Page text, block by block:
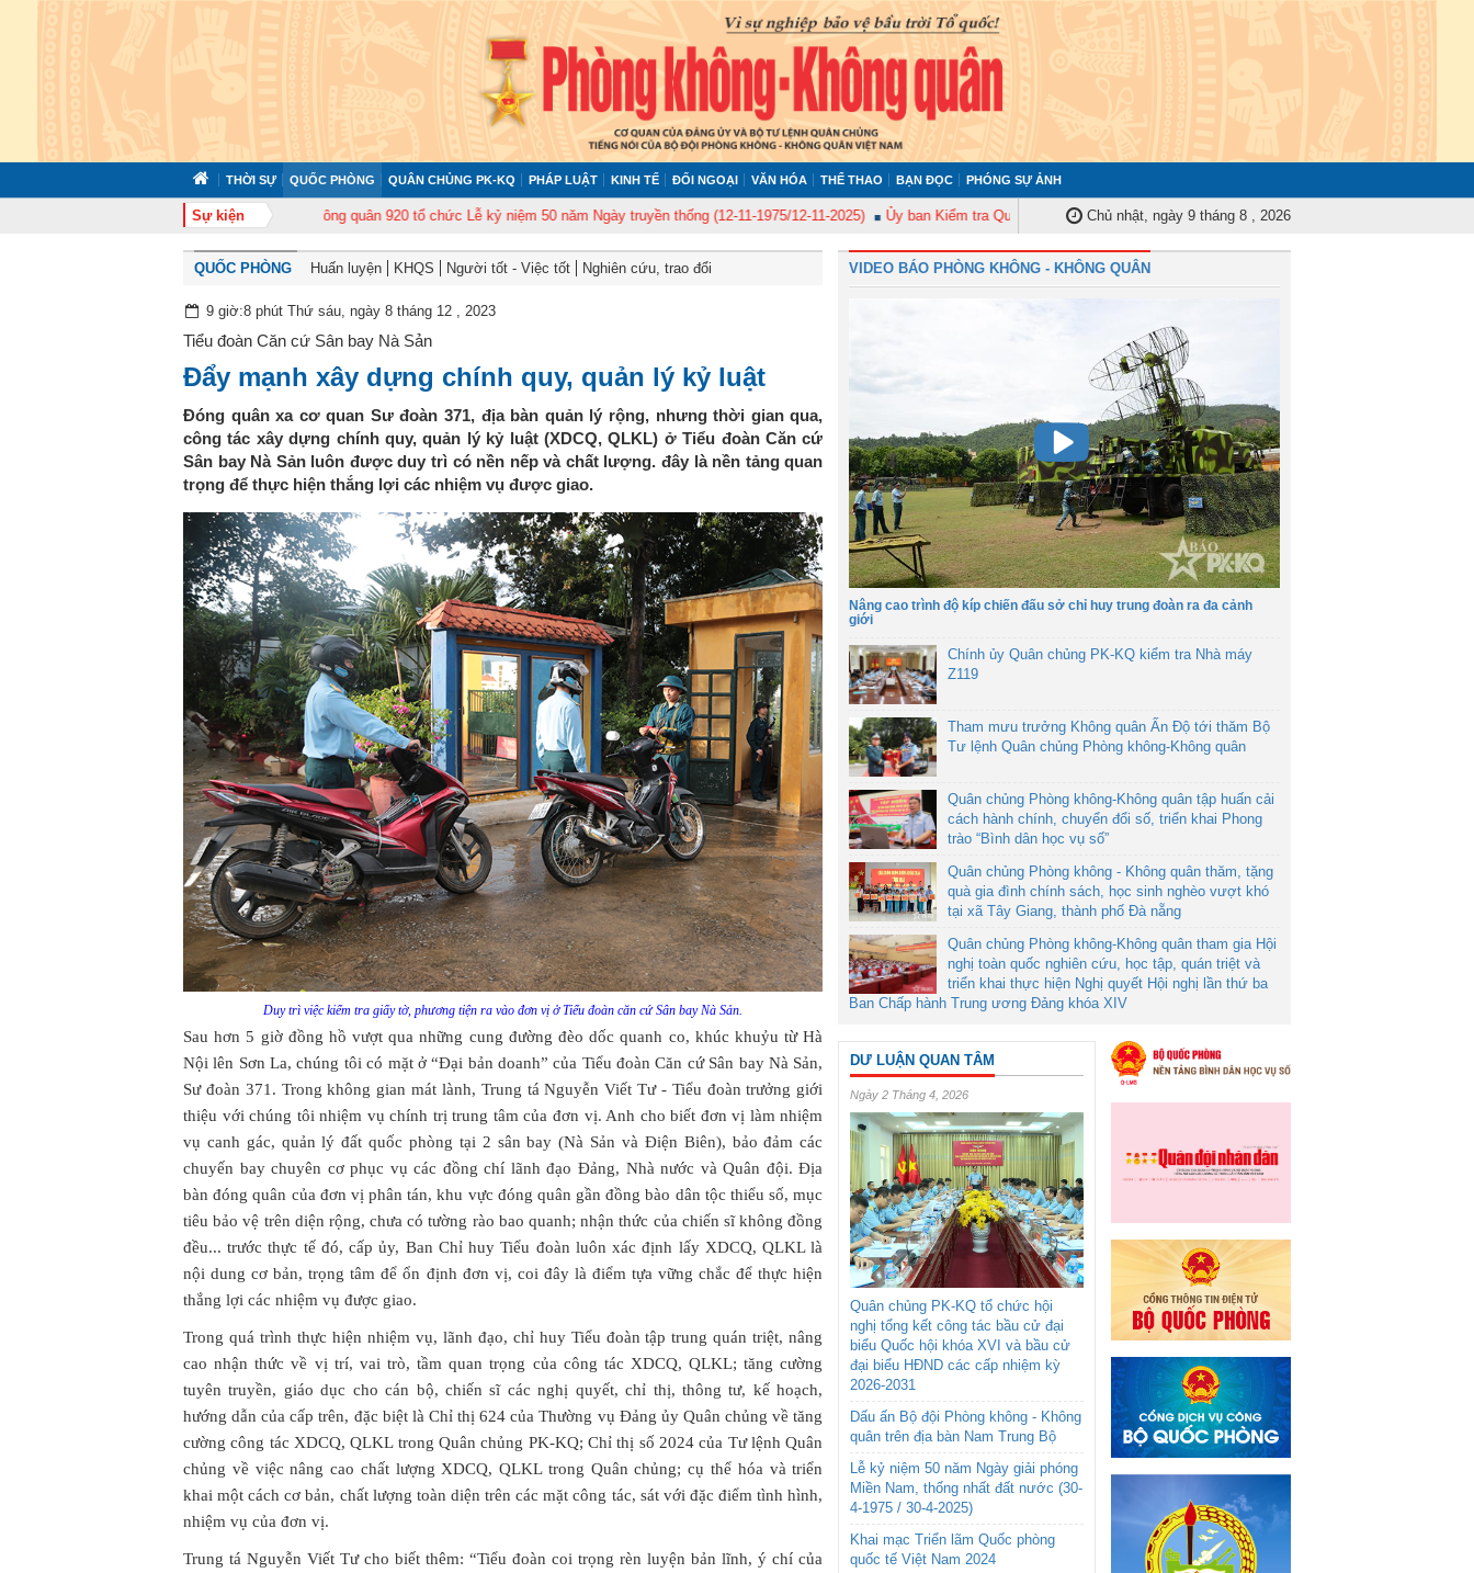
THỜI SỰ QUỐC PHÒNG QUÂN CHỦNG PK-KQ PHÁP LUẬT KINH TẾ ĐỐI NGOẠI VĂN HÓA THỂ THAO BẠN ĐỌC PHÓNG SỰ ẢNH
Sự kiện
Trung đoàn Không quân 920 tổ chức Lễ kỷ niệm 50 năm Ngày truyền thống (12-11-1975/12-11-2025) Ủy ban Kiểm tra Quân ủy Trung ương tập huấn nghiệp vụ công tác kiểm tra, giám sát năm 2025
Chủ nhật, ngày 9 tháng 8 , 2026
QUỐC PHÒNG Huấn luyện KHQS Người tốt - Việc tốt Nghiên cứu, trao đổi
9 giờ:8 phút Thứ sáu, ngày 8 tháng 12 , 2023
Tiểu đoàn Căn cứ Sân bay Nà Sản
Đẩy mạnh xây dựng chính quy, quản lý kỷ luật
Đóng quân xa cơ quan Sư đoàn 371, địa bàn quản lý rộng, nhưng thời gian qua,
công tác xây dựng chính quy, quản lý kỷ luật (XDCQ, QLKL) ở Tiểu đoàn Căn cứ
Sân bay Nà Sản luôn được duy trì có nền nếp và chất lượng. đây là nền tảng quan
trọng để thực hiện thắng lợi các nhiệm vụ được giao.
Duy trì việc kiểm tra giấy tờ, phương tiện ra vào đơn vị ở Tiểu đoàn căn cứ Sân bay Nà Sản.
Sau hơn 5 giờ đồng hồ vượt qua những cung đường đèo dốc quanh co, khúc khuỷu từ Hà
Nội lên Sơn La, chúng tôi có mặt ở “Đại bản doanh” của Tiểu đoàn Căn cứ Sân bay Nà Sản,
Sư đoàn 371. Trong không gian mát lành, Trung tá Nguyễn Viết Tư - Tiểu đoàn trưởng giới
thiệu với chúng tôi nhiệm vụ chính trị trung tâm của đơn vị. Anh cho biết đơn vị làm nhiệm
vụ canh gác, quản lý đất quốc phòng tại 2 sân bay (Nà Sản và Điện Biên), bảo đảm các
chuyến bay chuyên cơ phục vụ các đồng chí lãnh đạo Đảng, Nhà nước và Quân đội. Địa
bàn đóng quân của đơn vị phân tán, khu vực đóng quân gần đồng bào dân tộc thiểu số, mục
tiêu bảo vệ trên diện rộng, chưa có tường rào bao quanh; nhận thức của chiến sĩ không đồng
đều... trước thực tế đó, cấp ủy, Ban Chỉ huy Tiểu đoàn luôn xác định lấy XDCQ, QLKL là
nội dung cơ bản, trọng tâm để ổn định đơn vị, coi đây là điểm tựa vững chắc để thực hiện
thắng lợi các nhiệm vụ được giao.
Trong quá trình thực hiện nhiệm vụ, lãnh đạo, chỉ huy Tiểu đoàn tập trung quán triệt, nâng
cao nhận thức về vị trí, vai trò, tầm quan trọng của công tác XDCQ, QLKL; tăng cường
tuyên truyền, giáo dục cho cán bộ, chiến sĩ các nghị quyết, chỉ thị, thông tư, kế hoạch,
hướng dẫn của cấp trên, đặc biệt là Chỉ thị 624 của Thường vụ Đảng ủy Quân chủng về tăng
cường công tác XDCQ, QLKL trong Quân chủng PK-KQ; Chỉ thị số 2024 của Tư lệnh Quân
chủng về việc nâng cao chất lượng XDCQ, QLKL trong Quân chủng; cụ thể hóa và triển
khai một cách cơ bản, chất lượng toàn diện trên các mặt công tác, sát với đặc điểm tình hình,
nhiệm vụ của đơn vị.
Trung tá Nguyễn Viết Tư cho biết thêm: “Tiểu đoàn coi trọng rèn luyện bản lĩnh, ý chí của
VIDEO BÁO PHÒNG KHÔNG - KHÔNG QUÂN
Nâng cao trình độ kíp chiến đấu sở chỉ huy trung đoàn ra đa cảnh
giới
Chính ủy Quân chủng PK-KQ kiểm tra Nhà máy
Z119
Tham mưu trưởng Không quân Ấn Độ tới thăm Bộ
Tư lệnh Quân chủng Phòng không-Không quân
Quân chủng Phòng không-Không quân tập huấn cải
cách hành chính, chuyển đổi số, triển khai Phong
trào “Bình dân học vụ số”
Quân chủng Phòng không - Không quân thăm, tặng
quà gia đình chính sách, học sinh nghèo vượt khó
tại xã Tây Giang, thành phố Đà nẵng
Quân chủng Phòng không-Không quân tham gia Hội
nghị toàn quốc nghiên cứu, học tập, quán triệt và
triển khai thực hiện Nghị quyết Hội nghị lần thứ ba
Ban Chấp hành Trung ương Đảng khóa XIV
DƯ LUẬN QUAN TÂM
Ngày 2 Tháng 4, 2026
Quân chủng PK-KQ tổ chức hội
nghị tổng kết công tác bầu cử đại
biểu Quốc hội khóa XVI và bầu cử
đại biểu HĐND các cấp nhiệm kỳ
2026-2031
Dấu ấn Bộ đội Phòng không - Không
quân trên địa bàn Nam Trung Bộ
Lễ kỷ niệm 50 năm Ngày giải phóng
Miền Nam, thống nhất đất nước (30-
4-1975 / 30-4-2025)
Khai mạc Triển lãm Quốc phòng
quốc tế Việt Nam 2024